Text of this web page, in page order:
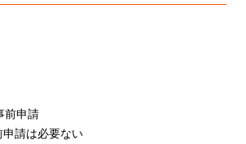
前申請
請は必要ない